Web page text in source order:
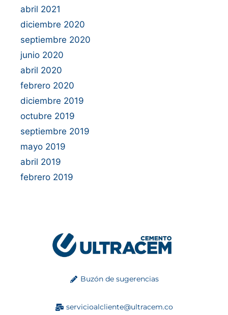
abril 2021
diciembre 2020
septiembre 2020
junio 2020
abril 2020
febrero 2020
diciembre 2019
octubre 2019
septiembre 2019
mayo 2019
abril 2019
febrero 2019
Buzón de sugerencias
servicioalcliente@ultracem.co